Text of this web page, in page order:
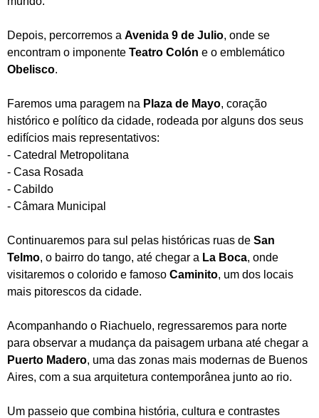
Depois, percorremos a Avenida 9 de Julio, onde se
encontram o imponente Teatro Colón e o emblemático
Obelisco.
Faremos uma paragem na Plaza de Mayo, coração
histórico e político da cidade, rodeada por alguns dos seus
edifícios mais representativos:
- Catedral Metropolitana
- Casa Rosada
- Cabildo
- Câmara Municipal
Continuaremos para sul pelas históricas ruas de San
Telmo, o bairro do tango, até chegar a La Boca, onde
visitaremos o colorido e famoso Caminito, um dos locais
mais pitorescos da cidade.
Acompanhando o Riachuelo, regressaremos para norte
para observar a mudança da paisagem urbana até chegar a
Puerto Madero, uma das zonas mais modernas de Buenos
Aires, com a sua arquitetura contemporânea junto ao rio.
Um passeio que combina história, cultura e contrastes